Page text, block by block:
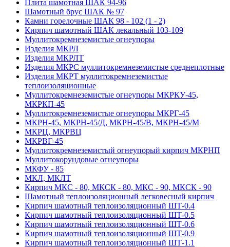
Плита шамотная ШАК 94-96
Шамотный брус ШАК № 97
Камни горелочные ШАК 98 - 102 (1 - 2)
Кирпич шамотный ШАК лекальный 103-109
Муллито­­кремнеземистые огнеупоры
Изделия МКРЛ
Изделия МКРЛТ
Изделия МКРС муллитокремнеземистые среднеплотные
Изделия МКРТ муллитокремнеземистые
теплоизоляционные
Муллитокремнеземистые огнеупоры МКРКУ-45,
МКРКП-45
Муллитокремнеземистые огнеупоры МКРГ-45
МКРН-45, МКРН-45/Д, МКРН-45/В, МКРН-45/М
МКРЦ, МКРВЦ
МКРВГ-45
Муллитокремнеземистый огнеупорый кирпич МКРНП
Муллито­корундовые огнеупоры
МКФУ - 85
МКЛ, МКЛТ
Кирпич МКС - 80, МКСК - 80, МКС - 90, МКСК - 90
Шамотный тепло­изоляционный легковесный кирпич
Кирпич шамотный теплоизоляционный ШТ-0.4
Кирпич шамотный теплоизоляционный ШТ-0.5
Кирпич шамотный теплоизоляционный ШТ-0.6
Кирпич шамотный теплоизоляционный ШТ-0.9
Кирпич шамотный теплоизоляционный ШТ-1.1